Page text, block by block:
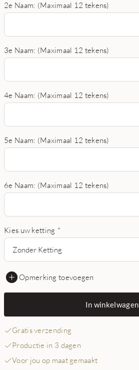
2e Naam: (Maximaal 12 tekens)
3e Naam: (Maximaal 12 tekens)
4e Naam: (Maximaal 12 tekens)
5e Naam: (Maximaal 12 tekens)
6e Naam: (Maximaal 12 tekens)
Kies uw ketting *
Zonder Ketting
Opmerking toevoegen
In winkelwagen
Gratis verzending
Productie in 3 dagen
Voor jou op maat gemaakt